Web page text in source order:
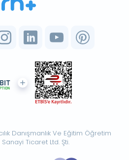
Danışmanlık Ve Eğitim Öğretim
Ticaret Ltd. Şti.